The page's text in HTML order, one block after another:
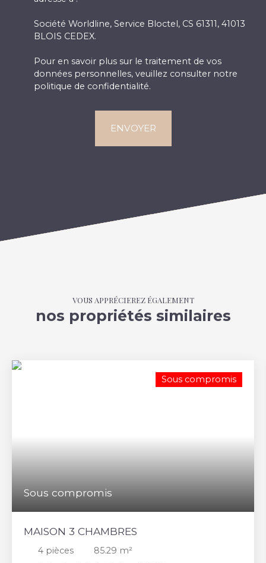
Société Worldline, Service Bloctel, CS 61311, 41013
BLOIS CEDEX.
Pour en savoir plus sur le traitement de vos
données personnelles, veuillez consulter notre
politique de confidentialité.
ENVOYER
VOUS APPRÉCIEREZ ÉGALEMENT
nos propriétés similaires
Sous compromis
Sous compromis
MAISON 3 CHAMBRES
4 pièces 85.29 m²